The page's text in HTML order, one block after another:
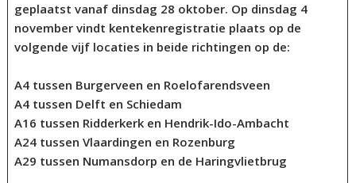
geplaatst vanaf dinsdag 28 oktober. Op dinsdag 4
november vindt kentekenregistratie plaats op de
volgende vijf locaties in beide richtingen op de:
A4 tussen Burgerveen en Roelofarendsveen
A4 tussen Delft en Schiedam
A16 tussen Ridderkerk en Hendrik-Ido-Ambacht
A24 tussen Vlaardingen en Rozenburg
A29 tussen Numansdorp en de Haringvlietbrug